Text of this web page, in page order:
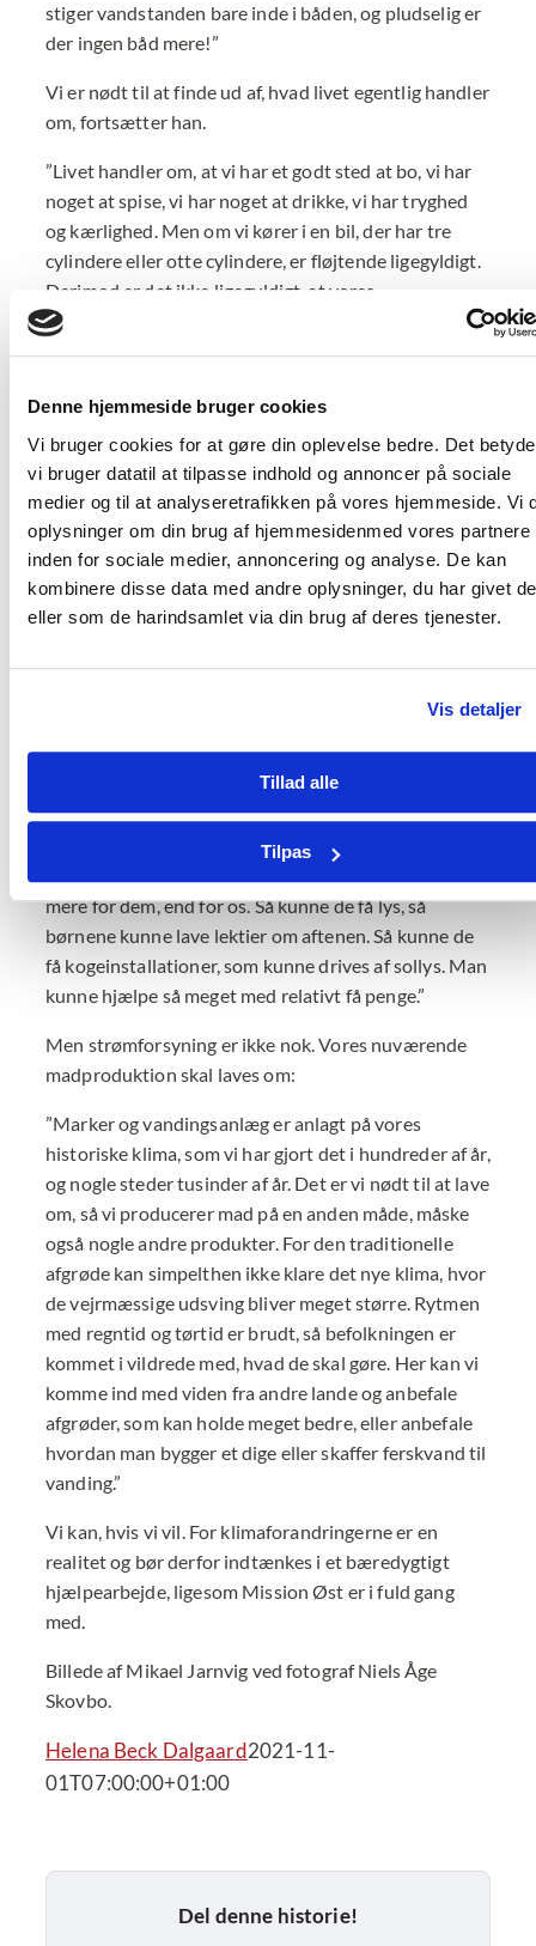
Denne hjemmeside bruger cookies
Vi bruger cookies for at gøre din oplevelse bedre. Det
vi bruger datatil at tilpasse indhold og annoncer på sociale
medier og til at analyseretrafikken på vores hjemmeside. Vi
oplysninger om din brug af hjemmesidenmed vores partnere
inden for sociale medier, annoncering og analyse. De kan
kombinere disse data med andre oplysninger, du har givet
eller som de harindsamlet via din brug af deres tjenester.
Vis detaljer
Tillad alle
Tilpas
stiger vandstanden bare inde i båden, og pludselig er
der ingen båd mere!”
Vi er nødt til at finde ud af, hvad livet egentlig handler
om, fortsætter han.
”Livet handler om, at vi har et godt sted at bo, vi har
noget at spise, vi har noget at drikke, vi har tryghed
og kærlighed. Men om vi kører i en bil, der har tre
cylindere eller otte cylindere, er fløjtende ligegyldigt.
Derimod er det ikke ligegyldigt, at vores
medmennesker får de samme rettigheder og
muligheder som os. At de også har et trygt sted at bo
Mikael Jarnvig har talt sig varm om sin hjertesag. Og
talen falder naturligt på, hvad mennesker i fattige
lande selv gøre, og hvordan vi kan hjælpe og støtte:
”Helt ude i de små landsbyer kan de faktisk ikke gøre
noget. For de har ikke penge til at gøre andet, end de
kommer med et konkret eksempel:
Afrika, Asien og Sydamerika, hvor der både er meget
sol og et stort behov for strøm, men hvor ledningerne
måske ikke er kommet helt ud til landsbyerne. Hvis
de kunne få solceller på deres hytter, kunne de få
mere for dem, end for os. Så kunne de få lys, så
børnene kunne lave lektier om aftenen. Så kunne de
få kogeinstallationer, som kunne drives af sollys. Man
kunne hjælpe så meget med relativt få penge.”
Men strømforsyning er ikke nok. Vores nuværende
madproduktion skal laves om:
”Marker og vandingsanlæg er anlagt på vores
historiske klima, som vi har gjort det i hundreder af år,
og nogle steder tusinder af år. Det er vi nødt til at lave
om, så vi producerer mad på en anden måde, måske
også nogle andre produkter. For den traditionelle
afgrøde kan simpelthen ikke klare det nye klima, hvor
de vejrmæssige udsving bliver meget større. Rytmen
med regntid og tørtid er brudt, så befolkningen er
kommet i vildrede med, hvad de skal gøre. Her kan vi
komme ind med viden fra andre lande og anbefale
afgrøder, som kan holde meget bedre, eller anbefale
hvordan man bygger et dige eller skaffer ferskvand til
vanding.”
Vi kan, hvis vi vil. For klimaforandringerne er en
realitet og bør derfor indtænkes i et bæredygtigt
hjælpearbejde, ligesom Mission Øst er i fuld gang
med.
Billede af Mikael Jarnvig ved fotograf Niels Åge
Skovbo.
Helena Beck Dalgaard2021-11-
01T07:00:00+01:00
Del denne historie!